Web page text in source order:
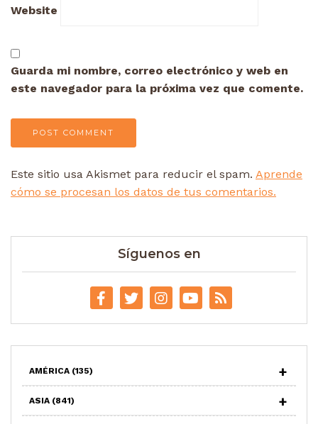
Website
Guarda mi nombre, correo electrónico y web en
este navegador para la próxima vez que comente.
Este sitio usa Akismet para reducir el spam. Aprende
cómo se procesan los datos de tus comentarios.
Síguenos en
AMÉRICA (135)
ASIA (841)